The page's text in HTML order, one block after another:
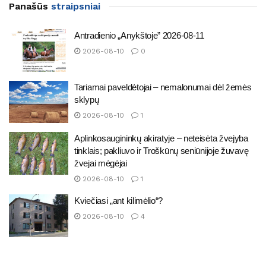
Panašūs straipsniai
Antradienio „Anykštoje” 2026-08-11
2026-08-10 0
Tariamai paveldėtojai – nemalonumai dėl žemės
sklypų
2026-08-10 1
Aplinkosaugininkų akiratyje – neteisėta žvejyba
tinklais; pakliuvo ir Troškūnų seniūnijoje žuvavę
žvejai mėgėjai
2026-08-10 1
Kviečiasi „ant kilimėlio“?
2026-08-10 4